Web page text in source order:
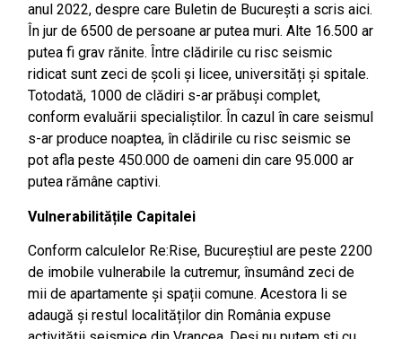
anul 2022, despre care Buletin de București a scris aici.
În jur de 6500 de persoane ar putea muri. Alte 16.500 ar
putea fi grav rănite. Între clădirile cu risc seismic
ridicat sunt zeci de școli și licee, universități și spitale.
Totodată, 1000 de clădiri s-ar prăbuși complet,
conform evaluării specialiștilor. În cazul în care seismul
s-ar produce noaptea, în clădirile cu risc seismic se
pot afla peste 450.000 de oameni din care 95.000 ar
putea rămâne captivi.
Vulnerabilitățile Capitalei
Conform calculelor Re:Rise, Bucureștiul are peste 2200
de imobile vulnerabile la cutremur, însumând zeci de
mii de apartamente și spații comune. Acestora li se
adaugă și restul localităților din România expuse